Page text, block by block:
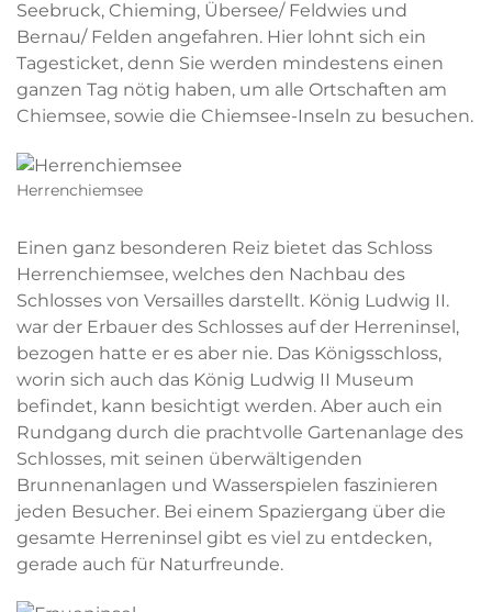
Seebruck, Chieming, Übersee/ Feldwies und
Bernau/ Felden angefahren. Hier lohnt sich ein
Tagesticket, denn Sie werden mindestens einen
ganzen Tag nötig haben, um alle Ortschaften am
Chiemsee, sowie die Chiemsee-Inseln zu besuchen.
Herrenchiemsee
Einen ganz besonderen Reiz bietet das Schloss
Herrenchiemsee, welches den Nachbau des
Schlosses von Versailles darstellt. König Ludwig II.
war der Erbauer des Schlosses auf der Herreninsel,
bezogen hatte er es aber nie. Das Königsschloss,
worin sich auch das König Ludwig II Museum
befindet, kann besichtigt werden. Aber auch ein
Rundgang durch die prachtvolle Gartenanlage des
Schlosses, mit seinen überwältigenden
Brunnenanlagen und Wasserspielen faszinieren
jeden Besucher. Bei einem Spaziergang über die
gesamte Herreninsel gibt es viel zu entdecken,
gerade auch für Naturfreunde.